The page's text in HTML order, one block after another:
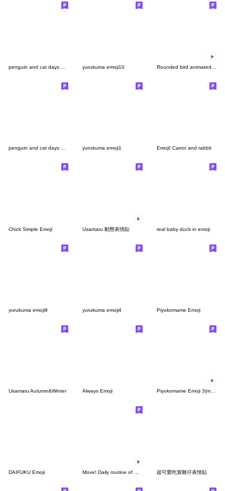
yurukuma emoji10
penguin and cat days 表情貼2 yurukuma emoji1 Emoji! Carrot and rabbit
Chick Simple Emoji Usamaru 動態表情貼 real baby duck in emoji
yurukuma emoji9 yurukuma emoji4 Piyokomame Emoji
Usamaru Autumn&Winter Always Emoji Piyokomame Emoji 3(moving)
DAIFUKU Emoji 超可愛吃貨雞仔表情貼